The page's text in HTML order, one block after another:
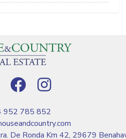
952 785 852
De Ronda Km 42, 29679